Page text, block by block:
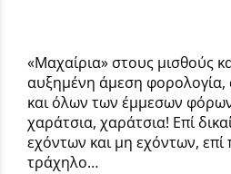
«Μαχαίρια» στους μισθούς
αυξημένη άμεση
και όλων των έμμεσων
χαράτσια, χαράτσια! Επί
εχόντων και μη εχόντων,
τράχηλο…